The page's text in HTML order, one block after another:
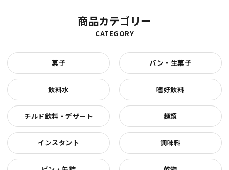
商品カテゴリー
CATEGORY
菓子 パン・生菓子
飲料水 嗜好飲料
チルド飲料・デザート 麺類
インスタント 調味料